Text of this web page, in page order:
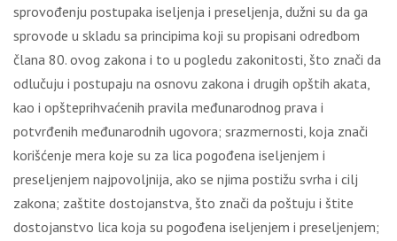
sprovođenju postupaka iseljenja i preseljenja, dužni su da ga
sprovode u skladu sa principima koji su propisani odredbom
člana 80. ovog zakona i to u pogledu zakonitosti, što znači da
odlučuju i postupaju na osnovu zakona i drugih opštih akata,
kao i opšteprihvaćenih pravila međunarodnog prava i
potvrđenih međunarodnih ugovora; srazmernosti, koja znači
korišćenje mera koje su za lica pogođena iseljenjem i
preseljenjem najpovoljnija, ako se njima postižu svrha i cilj
zakona; zaštite dostojanstva, što znači da poštuju i štite
dostojanstvo lica koja su pogođena iseljenjem i preseljenjem;